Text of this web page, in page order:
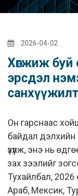
2026-04-02
Хөгжиж буй
эрсдэл
Он гарснаас
байдал дэлхийн
үзүүлж, энэ нь
зах зээлийг
Тухайлбал,
Араб, Мексик,